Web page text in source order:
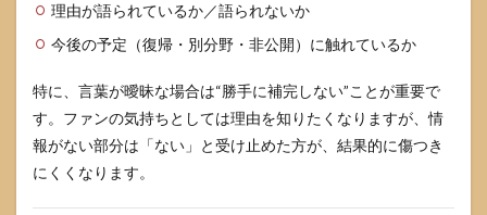
理由が語られているか／語られないか
今後の予定（復帰・別分野・非公開）に触れているか
特に、言葉が曖昧な場合は“勝手に補完しない”ことが重要で
す。ファンの気持ちとしては理由を知りたくなりますが、情
報がない部分は「ない」と受け止めた方が、結果的に傷つき
にくくなります。